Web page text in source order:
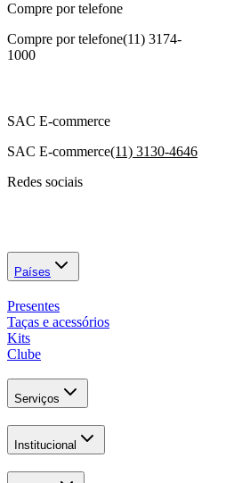
Compre por telefone
Compre por telefone(11) 3174-
1000
SAC E-commerce
SAC E-commerce(11) 3130-4646
Redes sociais
Países
Presentes
Taças e acessórios
Kits
Clube
Serviços
Institucional